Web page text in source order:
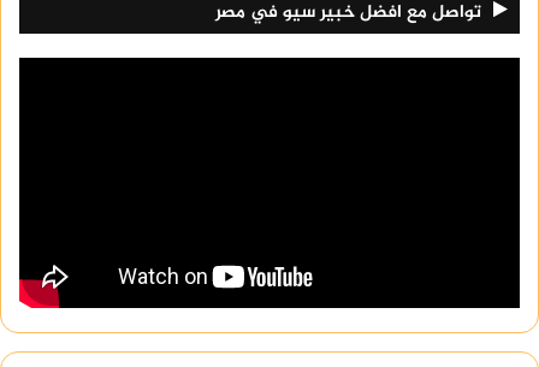
تواصل مع افضل خبير سيو في مصر